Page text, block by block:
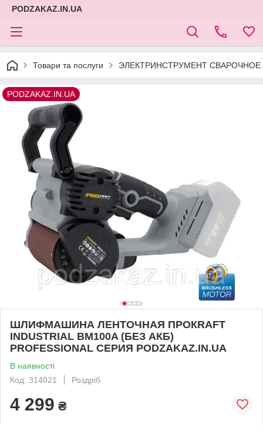
PODZAKAZ.IN.UA
Товари та послуги ЭЛЕКТРИНСТРУМЕНТ
PODZAKAZ.IN.UA
ШЛИФМАШИНА ЛЕНТОЧНАЯ ПРОКRAFT
INDUSTRIAL BM100A (БЕЗ АКБ)
PROFESSIONAL СЕРИЯ PODZAKAZ.IN.UA
В наявності
Код: 314021
Роздріб
4 299 ₴